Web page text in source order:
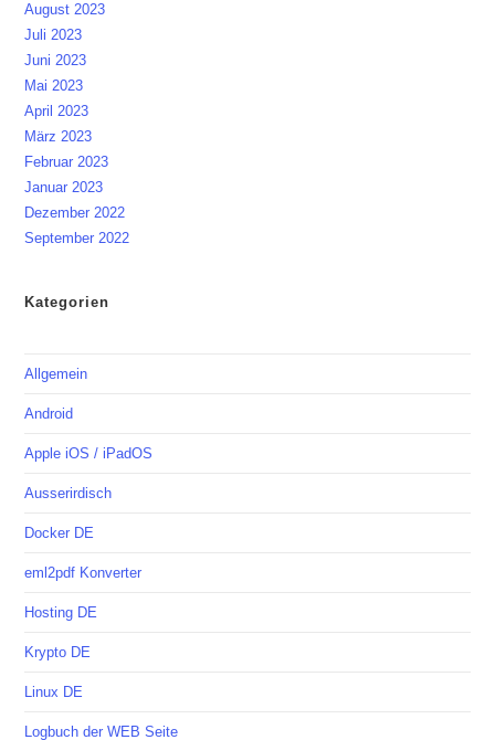
August 2023
Juli 2023
Juni 2023
Mai 2023
April 2023
März 2023
Februar 2023
Januar 2023
Dezember 2022
September 2022
Kategorien
Allgemein
Android
Apple iOS / iPadOS
Ausserirdisch
Docker DE
eml2pdf Konverter
Hosting DE
Krypto DE
Linux DE
Logbuch der WEB Seite